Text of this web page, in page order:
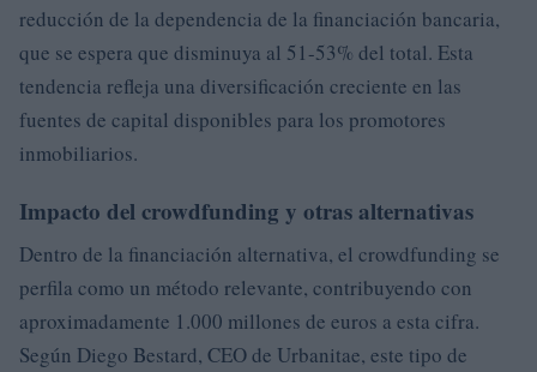
reducción de la dependencia de la financiación bancaria,
que se espera que disminuya al 51-53% del total. Esta
tendencia refleja una diversificación creciente en las
fuentes de capital disponibles para los promotores
inmobiliarios.
Impacto del crowdfunding y otras alternativas
Dentro de la financiación alternativa, el crowdfunding se
perfila como un método relevante, contribuyendo con
aproximadamente 1.000 millones de euros a esta cifra.
Según Diego Bestard, CEO de Urbanitae, este tipo de